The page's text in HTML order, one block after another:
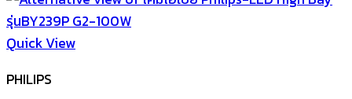
Quick View
PHILIPS